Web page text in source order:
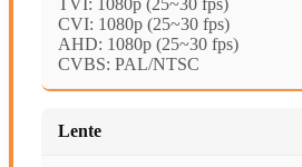
CVI: 1080p (25~30 fps)
AHD: 1080p (25~30 fps)
CVBS: PAL/NTSC
Lente